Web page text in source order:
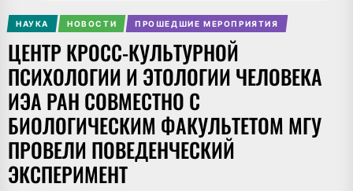
НАУКА НОВОСТИ ПРОШЕДШИЕ МЕРОПРИЯТИЯ
ЦЕНТР КРОСС-КУЛЬТУРНОЙ
ПСИХОЛОГИИ И ЭТОЛОГИИ ЧЕЛОВЕКА
ИЭА РАН СОВМЕСТНО С
БИОЛОГИЧЕСКИМ ФАКУЛЬТЕТОМ МГУ
ПРОВЕЛИ ПОВЕДЕНЧЕСКИЙ
ЭКСПЕРИМЕНТ